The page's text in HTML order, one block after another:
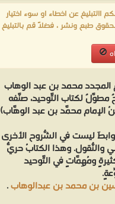
عن اخطاء او سوء اختيار
طبع ونشر ، فضلاً قم بالتبليغ
المجدد محمد بن عبد الوهاب
لكتاب التَّوحيد، صنَّفه
الإمام محمَّد بن عبد الوهَّاب)
ليست في الشُّروح الأخرى
والنُّقول. وهذا الكتابُ حريٌّ
ومُهِمَّاتٍ في التَّوحيد
بن محمد بن عبدالوهاب.